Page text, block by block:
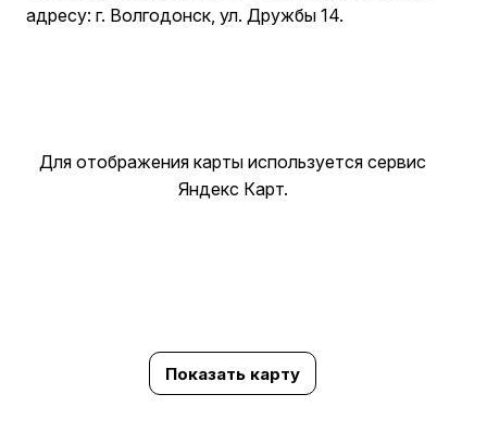
адресу: г. Волгодонск, ул. Дружбы 14.
Для отображения карты используется сервис
Яндекс Карт.
Показать карту